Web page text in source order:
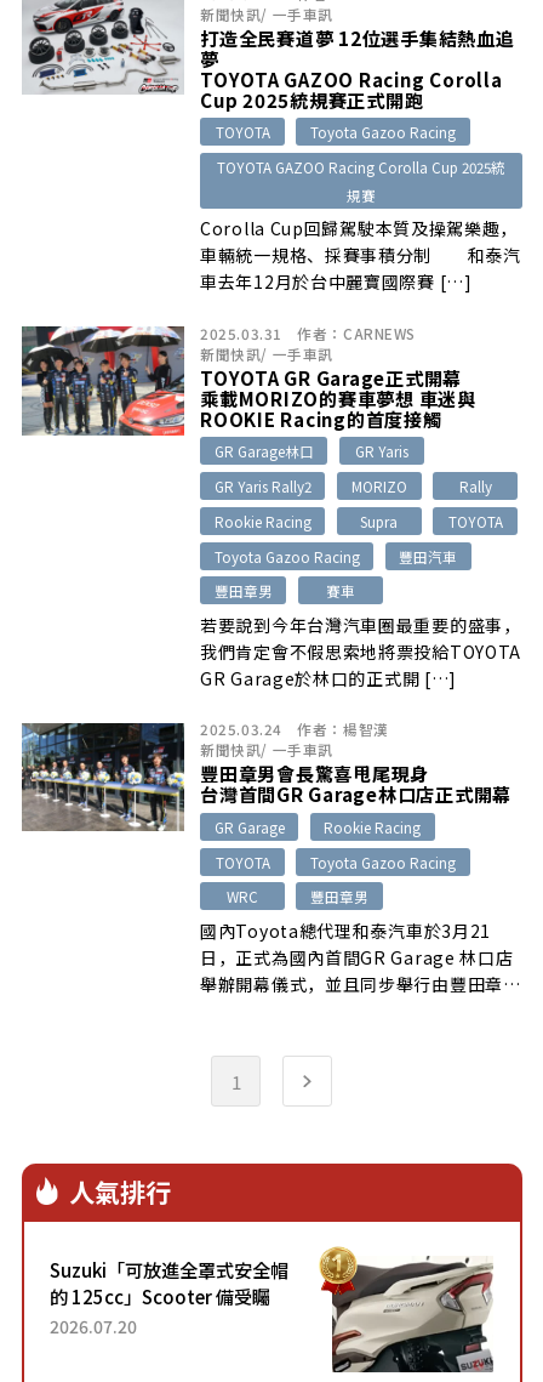
新聞快訊/ 一手車訊
打造全民賽道夢 12位選手集結熱血追
夢
TOYOTA GAZOO Racing Corolla
Cup 2025統規賽正式開跑
TOYOTA
Toyota Gazoo Racing
TOYOTA GAZOO Racing Corolla Cup 2025統
規賽
Corolla Cup回歸駕駛本質及操駕樂趣，
車輛統一規格、採賽事積分制 和泰汽
車去年12月於台中麗寶國際賽 […]
2025.03.31 作者： CARNEWS
新聞快訊/ 一手車訊
TOYOTA GR Garage正式開幕
乘載MORIZO的賽車夢想 車迷與
ROOKIE Racing的首度接觸
GR Garage林口
GR Yaris
GR Yaris Rally2
MORIZO
Rally
Rookie Racing
Supra
TOYOTA
Toyota Gazoo Racing
豐田汽車
豐田章男
賽車
若要說到今年台灣汽車圈最重要的盛事，
我們肯定會不假思索地將票投給TOYOTA
GR Garage於林口的正式開 […]
2025.03.24 作者： 楊智漢
新聞快訊/ 一手車訊
豐田章男會長驚喜甩尾現身
台灣首間GR Garage林口店正式開幕
GR Garage
Rookie Racing
TOYOTA
Toyota Gazoo Racing
WRC
豐田章男
國內Toyota總代理和泰汽車於3月21
日，正式為國內首間GR Garage 林口店
舉辦開幕儀式，並且同步舉行由豐田章男
1
人氣排行
Suzuki「可放進全罩式安全帽
的 125cc」Scooter 備受矚
目！採用全新流線設計與各項
2026.07.20